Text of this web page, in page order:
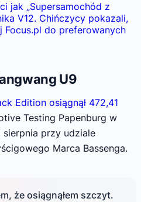
jak „Supersamochód z
V12. Chińczycy pokazali,
Focus.pl do preferowanych
U9
Edition osiągnął 472,41
Testing Papenburg w
sierpnia przy udziale
Marca Bassenga.
że osiągnąłem szczyt.